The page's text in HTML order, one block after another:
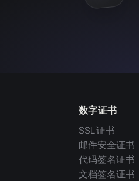
数字证书
SSL 证书
邮件安全证书
代码签名证书
文档签名证书